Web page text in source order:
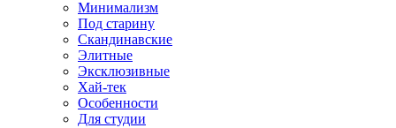
Минимализм
Под старину
Скандинавские
Элитные
Эксклюзивные
Хай-тек
Особенности
Для студии